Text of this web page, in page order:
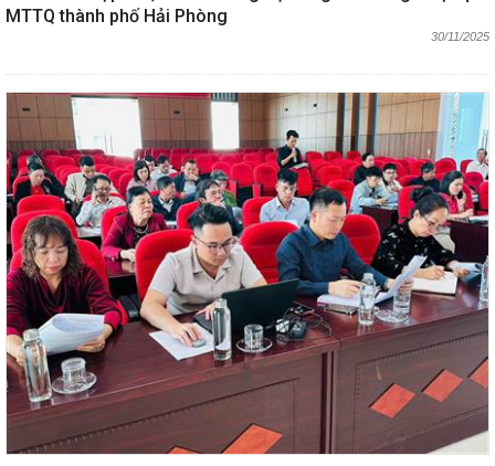
MTTQ thành phố Hải Phòng
30/11/2025